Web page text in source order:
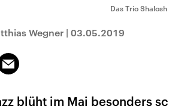
Das Trio Shalosh
Wegner | 03.05.2019
teilen
blüht im Mai besonders